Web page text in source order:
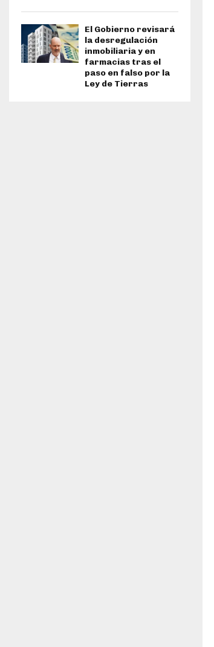
El Gobierno revisará
la desregulación
inmobiliaria y en
farmacias tras el
paso en falso por la
Ley de Tierras